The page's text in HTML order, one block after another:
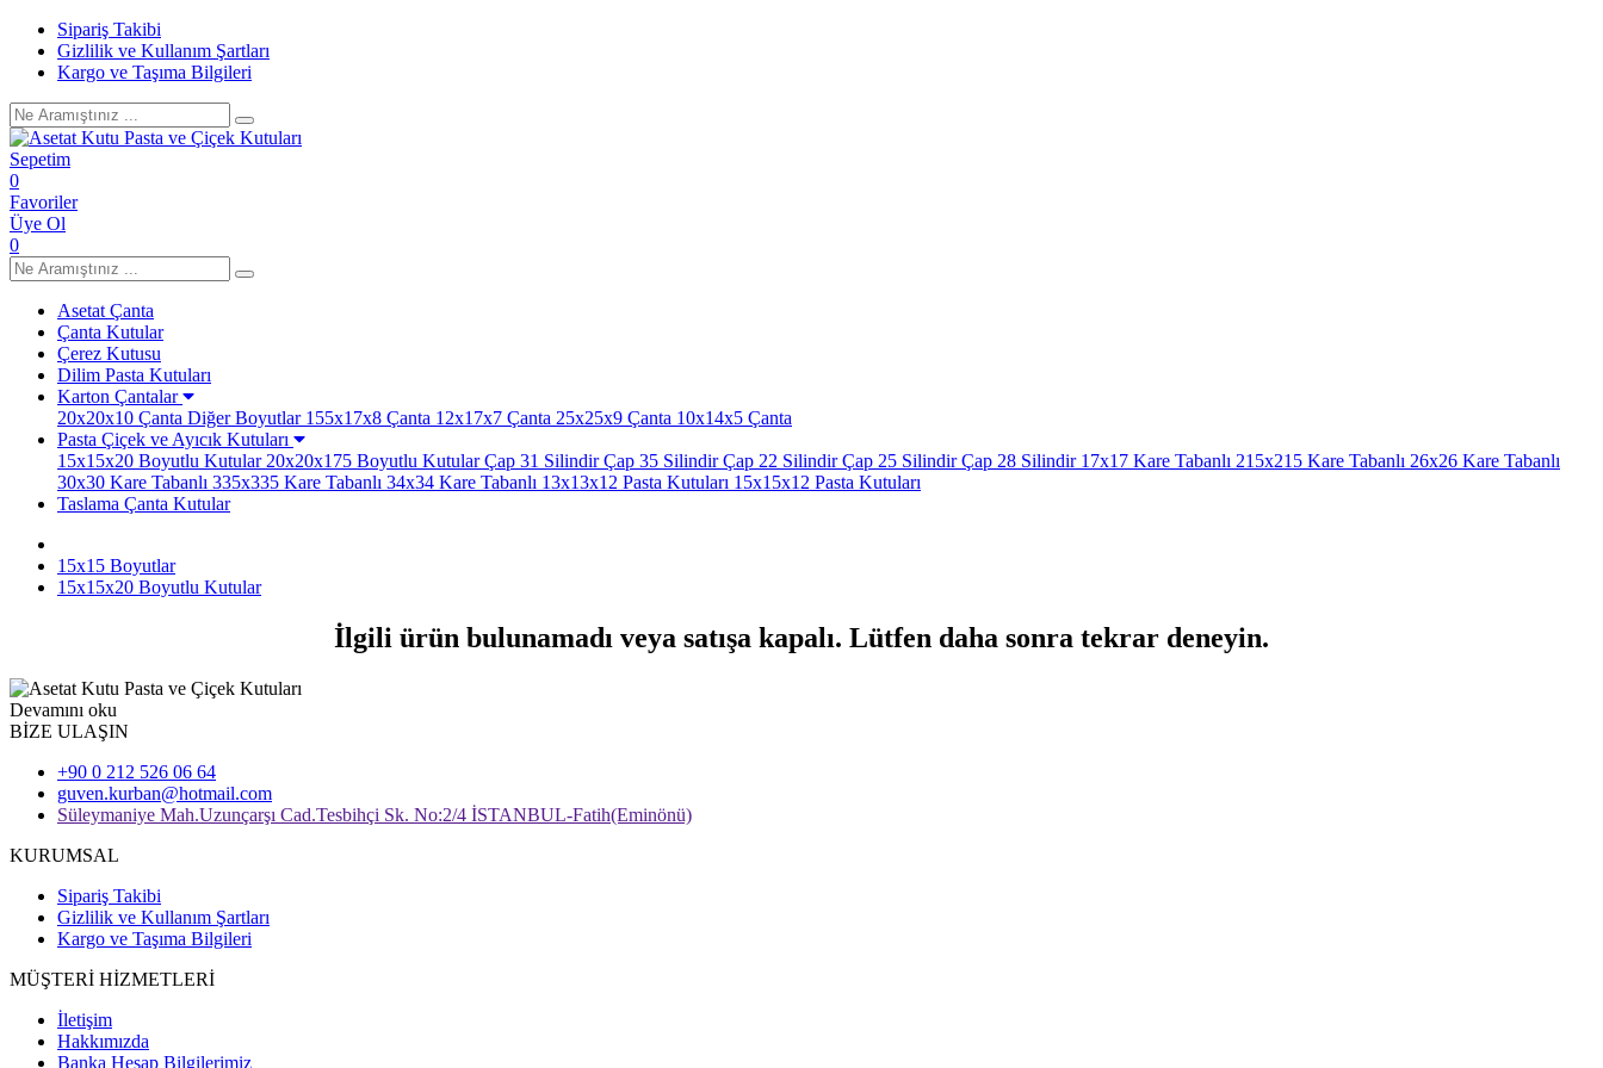
Sipariş Takibi
Gizlilik ve Kullanım Şartları
Kargo ve Taşıma Bilgileri
Sepetim
0
Favoriler
Üye Ol
0
Asetat Çanta
Çanta Kutular
Çerez Kutusu
Dilim Pasta Kutuları
Karton Çantalar
20x20x10 Çanta Diğer Boyutlar155x17x8 Çanta 12x17x7 Çanta 25x25x9 Çanta 10x14x5 Çanta
Pasta Çiçek ve Ayıcık Kutuları
15x15x20 Boyutlu Kutular20x20x175 Boyutlu KutularÇap 31 SilindirÇap 35 SilindirÇap 22 SilindirÇap 25 SilindirÇap 28 Silindir17x17 Kare Tabanlı 215x215 Kare Tabanlı 26x26 Kare Tabanlı
30x30 Kare Tabanlı 335x335 Kare Tabanlı 34x34 Kare Tabanlı 13x13x12 Pasta Kutuları 15x15x12 Pasta Kutuları
Taslama Çanta Kutular
15x15 Boyutlar
15x15x20 Boyutlu Kutular
İlgili ürün bulunamadı veya satışa kapalı. Lütfen daha sonra tekrar deneyin.
Devamını oku
BİZE ULAŞIN
+90 0 212 526 06 64
guven.kurban@hotmail.com
Süleymaniye Mah.Uzunçarşı Cad.Tesbihçi Sk. No:2/4 İSTANBUL-Fatih(Eminönü)
KURUMSAL
Sipariş Takibi
Gizlilik ve Kullanım Şartları
Kargo ve Taşıma Bilgileri
MÜŞTERİ HİZMETLERİ
İletişim
Hakkımızda
Banka Hesap Bilgilerimiz